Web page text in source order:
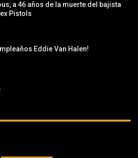
a 46 años de la muerte del bajista
Pistols
Eddie Van Halen!